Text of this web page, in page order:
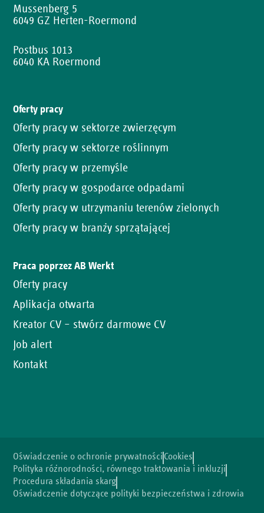
Mussenberg 5
6049 GZ Herten-Roermond
Postbus 1013
6040 KA Roermond
Oferty pracy
Oferty pracy w sektorze zwierzęcym
Oferty pracy w sektorze roślinnym
Oferty pracy w przemyśle
Oferty pracy w gospodarce odpadami
Oferty pracy w utrzymaniu terenów zielonych
Oferty pracy w branży sprzątającej
Praca poprzez AB Werkt
Oferty pracy
Aplikacja otwarta
Kreator CV – stwórz darmowe CV
Job alert
Kontakt
Oświadczenie o ochronie prywatności Cookies
Polityka różnorodności, równego traktowania i inkluzji
Procedura składania skarg
Oświadczenie dotyczące polityki bezpieczeństwa i zdrowia